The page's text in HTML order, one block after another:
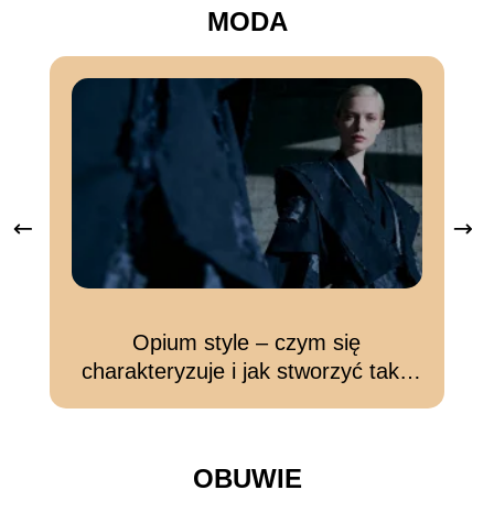
MODA
Opium style – czym się
charakteryzuje i jak stworzyć taką
OBUWIE